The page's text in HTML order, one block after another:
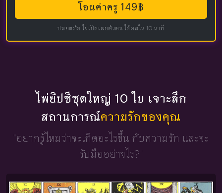
โอนค่าครู 149฿
ปลอดภัย ไม่เปิดเผยตัวตน ได้ผลใน 10 นาที
ไพ่ยิปซีชุดใหญ่ 10 ใบ เจาะลึก
สถานการณ์ความรักของคุณ
"อยากรู้ไหมว่าจะเกิดอะไรขึ้น กับความรัก และจะ
รับมืออย่างไร?"